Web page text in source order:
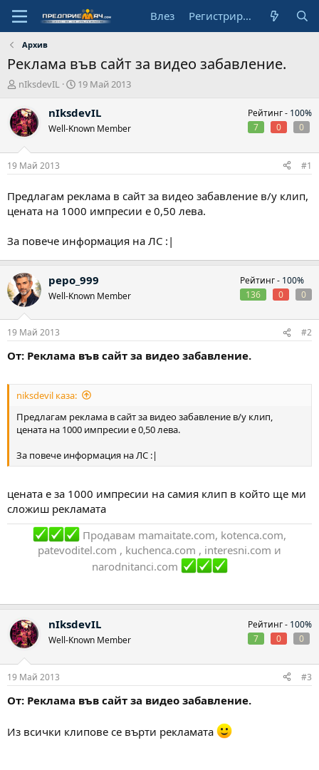
Влез Регистрирай се
Архив
Реклама във сайт за видео забавление.
А
т
о
р
nIksdevIL
Н
ч
л
д
т
а
19 Май 2013
nIksdevIL
Well-Known Member
Рейтинг - 100%
7
0 0
19 Май 2013 #1
Предлагам реклама в сайт за видео забавление в/у клип,
цената на 1000 импресии е 0,50 лева.
За повече информация на ЛС :|
pepo_999
Well-Known Member
Рейтинг - 100%
136
0 0
19 Май 2013 #2
От: Реклама във сайт за видео забавление.
niksdevil каза:
Предлагам реклама в сайт за видео забавление в/у клип,
цената на 1000 импресии е 0,50 лева.
За повече информация на ЛС :|
цената е за 1000 импресии на самия клип в който ще ми
сложиш рекламата
Продавам mamaitate.com, kotenca.com,
patevoditel.com , kuchenca.com , interesni.com и
narodnitanci.com
nIksdevIL
Well-Known Member
Рейтинг - 100%
7
0 0
19 Май 2013 #3
От: Реклама във сайт за видео забавление.
Из всички клипове се върти рекламата